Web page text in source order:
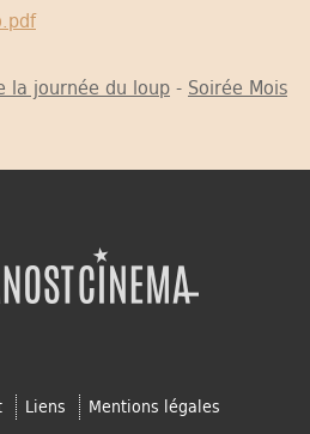
la journée du loup - Soirée Mois
Liens Mentions légales